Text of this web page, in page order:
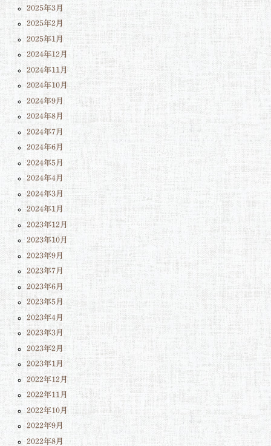
2025年3月
2025年2月
2025年1月
2024年12月
2024年11月
2024年10月
2024年9月
2024年8月
2024年7月
2024年6月
2024年5月
2024年4月
2024年3月
2024年1月
2023年12月
2023年10月
2023年9月
2023年7月
2023年6月
2023年5月
2023年4月
2023年3月
2023年2月
2023年1月
2022年12月
2022年11月
2022年10月
2022年9月
2022年8月